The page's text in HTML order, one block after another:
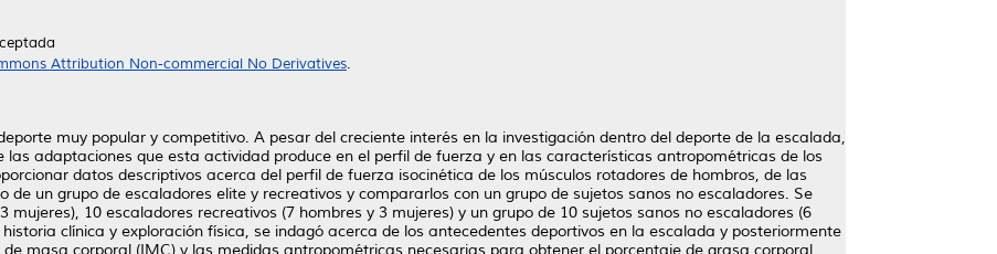
Attribution Non-commercial No Derivatives.
muy popular y competitivo. A pesar del creciente interés en la investigación dentro del deporte de la escalada,
adaptaciones que esta actividad produce en el perfil de fuerza y en las características antropométricas de los
datos descriptivos acerca del perfil de fuerza isocinética de los músculos rotadores de hombros, de las
un grupo de escaladores elite y recreativos y compararlos con un grupo de sujetos sanos no escaladores. Se
10 escaladores recreativos (7 hombres y 3 mujeres) y un grupo de 10 sujetos sanos no escaladores (6
clínica y exploración física, se indagó acerca de los antecedentes deportivos en la escalada y posteriormente
masa corporal (IMC) y las medidas antropométricas necesarias para obtener el porcentaje de grasa corporal